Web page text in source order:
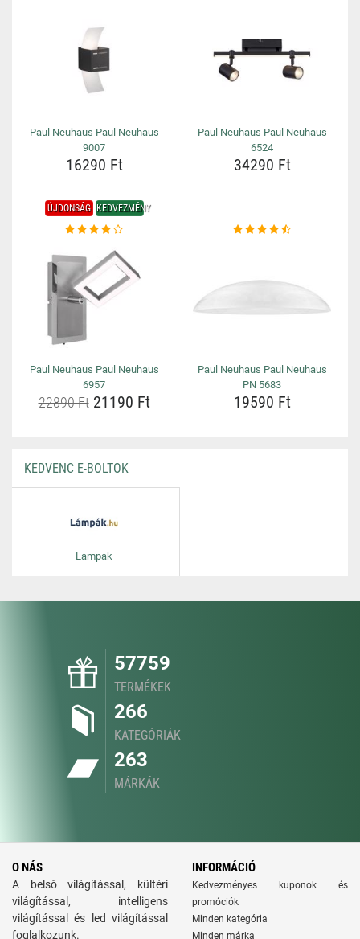
Paul Neuhaus Paul Neuhaus
9007
16290 Ft
Paul Neuhaus Paul Neuhaus
6524
34290 Ft
ÚJDONSÁG KEDVEZMÉNY
Paul Neuhaus Paul Neuhaus
6957
22890 Ft21190 Ft
Paul Neuhaus Paul Neuhaus
PN 5683
19590 Ft
KEDVENC E-BOLTOK
Lampak
57759
TERMÉKEK
266
KATEGÓRIÁK
263
MÁRKÁK
O NÁS
A belső világítással, kültéri
világítással, intelligens
világítással és led világítással
foglalkozunk.
INFORMÁCIÓ
Kedvezményes kuponok és
promóciók
Minden kategória
Minden márka